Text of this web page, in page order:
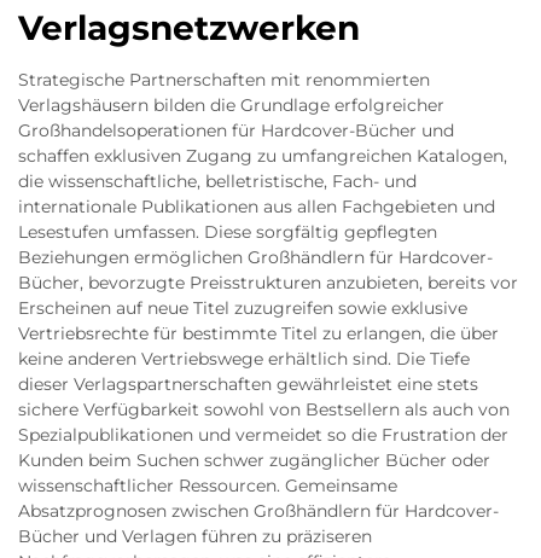
Verlagsnetzwerken
Strategische Partnerschaften mit renommierten
Verlagshäusern bilden die Grundlage erfolgreicher
Großhandelsoperationen für Hardcover-Bücher und
schaffen exklusiven Zugang zu umfangreichen Katalogen,
die wissenschaftliche, belletristische, Fach- und
internationale Publikationen aus allen Fachgebieten und
Lesestufen umfassen. Diese sorgfältig gepflegten
Beziehungen ermöglichen Großhändlern für Hardcover-
Bücher, bevorzugte Preisstrukturen anzubieten, bereits vor
Erscheinen auf neue Titel zuzugreifen sowie exklusive
Vertriebsrechte für bestimmte Titel zu erlangen, die über
keine anderen Vertriebswege erhältlich sind. Die Tiefe
dieser Verlagspartnerschaften gewährleistet eine stets
sichere Verfügbarkeit sowohl von Bestsellern als auch von
Spezialpublikationen und vermeidet so die Frustration der
Kunden beim Suchen schwer zugänglicher Bücher oder
wissenschaftlicher Ressourcen. Gemeinsame
Absatzprognosen zwischen Großhändlern für Hardcover-
Bücher und Verlagen führen zu präziseren